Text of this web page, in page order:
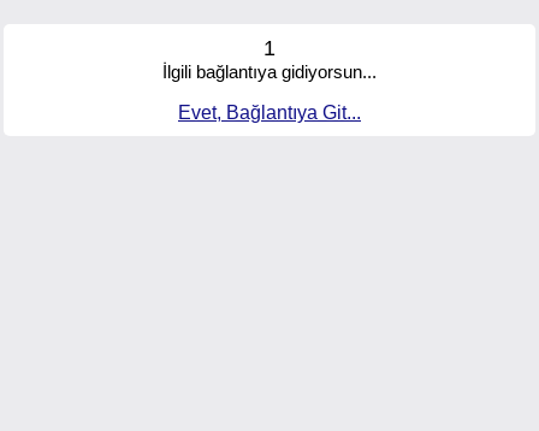
1
İlgili bağlantıya gidiyorsun...
Evet, Bağlantıya Git...